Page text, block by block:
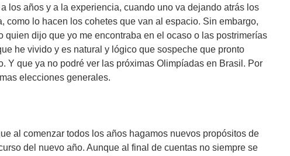
los años y a la experiencia, cuando uno va dejando atrás los
como lo hacen los cohetes que van al espacio. Sin embargo,
quien dijo que yo me encontraba en el ocaso o las postrimerías
he vivido y es natural y lógico que sospeche que pronto
Y que ya no podré ver las próximas Olimpíadas en Brasil. Por
elecciones generales.
al comenzar todos los años hagamos nuevos propósitos de
del nuevo año. Aunque al final de cuentas no siempre se